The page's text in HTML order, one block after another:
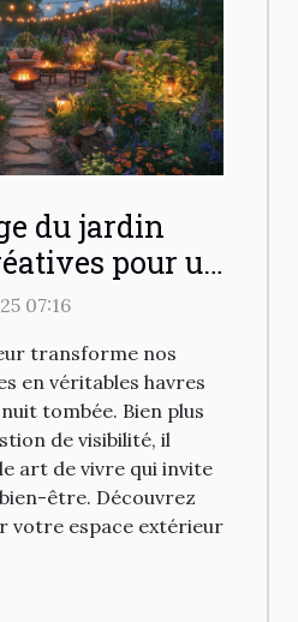
du jardin
pour un
et
07:16
transforme nos
en véritables havres
tombée. Bien plus
de visibilité, il
art de vivre qui invite
être. Découvrez
votre espace extérieur